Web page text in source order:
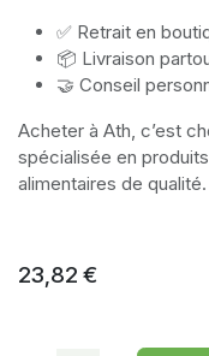
✅ Retrait en
📦 Livraison
🤝 Conseil
Acheter à Ath, c’est
spécialisée en
alimentaires de qualité.
23,82 €